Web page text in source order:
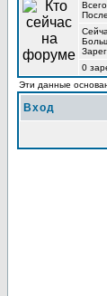
0
Эти данные
Вход